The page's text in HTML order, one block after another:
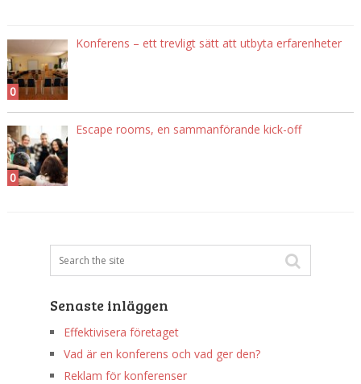
0
Konferens – ett trevligt sätt att utbyta erfarenheter
0
Escape rooms, en sammanförande kick-off
Senaste inläggen
Effektivisera företaget
Vad är en konferens och vad ger den?
Reklam för konferenser